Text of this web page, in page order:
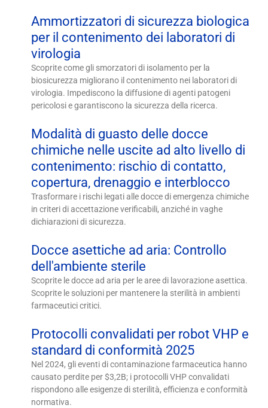
Ammortizzatori di sicurezza biologica
per il contenimento dei laboratori di
virologia
Scoprite come gli smorzatori di isolamento per la
biosicurezza migliorano il contenimento nei laboratori di
virologia. Impediscono la diffusione di agenti patogeni
pericolosi e garantiscono la sicurezza della ricerca.
Modalità di guasto delle docce
chimiche nelle uscite ad alto livello di
contenimento: rischio di contatto,
copertura, drenaggio e interblocco
Trasformare i rischi legati alle docce di emergenza chimiche
in criteri di accettazione verificabili, anziché in vaghe
dichiarazioni di sicurezza.
Docce asettiche ad aria: Controllo
dell'ambiente sterile
Scoprite le docce ad aria per le aree di lavorazione asettica.
Scoprite le soluzioni per mantenere la sterilità in ambienti
farmaceutici critici.
Protocolli convalidati per robot VHP e
standard di conformità 2025
Nel 2024, gli eventi di contaminazione farmaceutica hanno
causato perdite per $3,2B; i protocolli VHP convalidati
rispondono alle esigenze di sterilità, efficienza e conformità
normativa.